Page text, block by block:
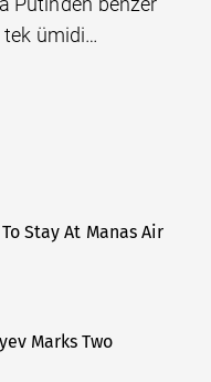
tek ümidi…
Stay At Manas Air
Marks Two